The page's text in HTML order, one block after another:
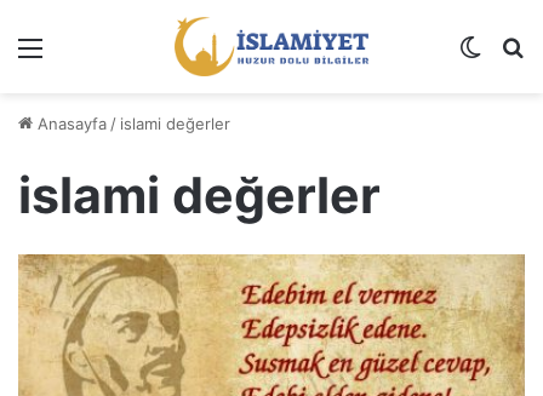
Dış
Anasayfa / islami değerler
islami değerler